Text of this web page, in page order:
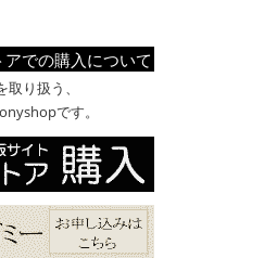
アでの購入について
り扱う、
です。